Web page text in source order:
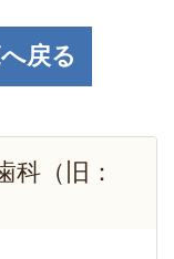
戻る
科（旧：